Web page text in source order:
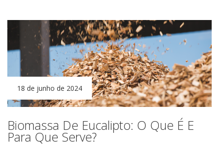
18 de junho de 2024
Biomassa De Eucalipto: O Que É E
Para Que Serve?